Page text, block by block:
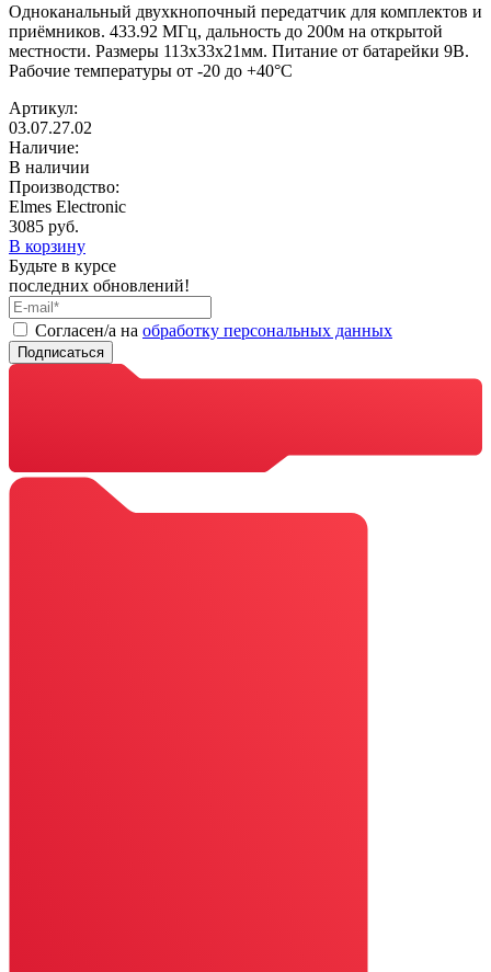
Одноканальный двухкнопочный передатчик для комплектов и
приёмников. 433.92 МГц, дальность до 200м на открытой
местности. Размеры 113х33х21мм. Питание от батарейки 9В.
Рабочие температуры от -20 до +40°С
Артикул:
03.07.27.02
Наличие:
В наличии
Производство:
Elmes Electronic
3085 руб.
В корзину
Будьте в курсе
последних обновлений!
Cогласен/а на обработку персональных данных
Подписаться